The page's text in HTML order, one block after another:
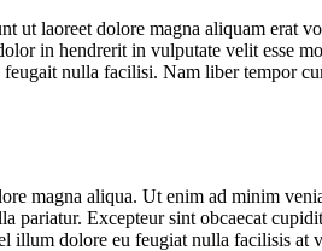
laoreet dolore magna aliquam erat
in hendrerit in vulputate velit esse
nulla facilisi. Nam liber tempor
magna aliqua. Ut enim ad minim
Excepteur sint obcaecat
dolore eu feugiat nulla facilisis at